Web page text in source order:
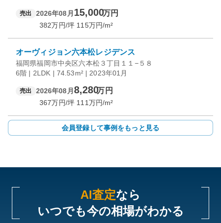
売出 2026年08月 15,000万円
382万円/坪 115万円/m²
オーヴィジョン六本松レジデンス
福岡県福岡市中央区六本松３丁目１１−５８
6階 | 2LDK | 74.53m² | 2023年01月
売出 2026年08月 8,280万円
367万円/坪 111万円/m²
会員登録して事例をもっと見る
AI査定なら
いつでも今の相場がわかる